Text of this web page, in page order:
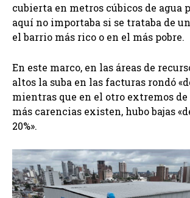
cubierta en metros cúbicos de agua
aquí no importaba si se trataba de
el barrio más rico o en el más pobre.
En este marco, en las áreas de
altos la suba en las facturas rondó
mientras que en el otro extremos de
más carencias existen, hubo bajas
20%».